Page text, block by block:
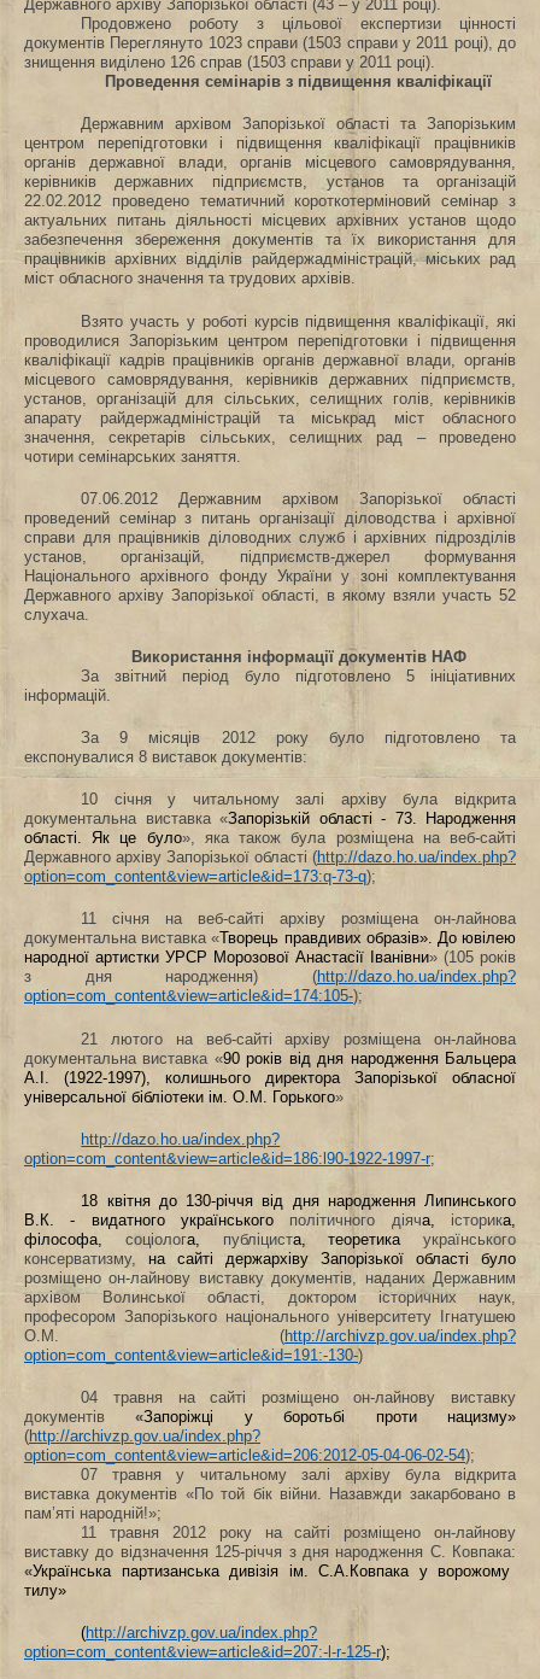
Державного архіву Запорізької області (43 – у 2011 році).
Продовжено роботу з цільової експертизи цінності
документів Переглянуто 1023 справи (1503 справи у 2011 році), до
знищення виділено 126 справ (1503 справи у 2011 році).
Проведення семінарів з підвищення кваліфікації
Державним архівом Запорізької області та Запорізьким
центром перепідготовки і підвищення кваліфікації працівників
органів державної влади, органів місцевого самоврядування,
керівників державних підприємств, установ та організацій
22.02.2012 проведено тематичний короткотерміновий семінар з
актуальних питань діяльності місцевих архівних установ щодо
забезпечення збереження документів та їх використання для
працівників архівних відділів райдержадміністрацій, міських рад
міст обласного значення та трудових архівів.
Взято участь у роботі курсів підвищення кваліфікації, які
проводилися Запорізьким центром перепідготовки і підвищення
кваліфікації кадрів працівників органів державної влади, органів
місцевого самоврядування, керівників державних підприємств,
установ, організацій для сільських, селищних голів, керівників
апарату райдержадміністрацій та міськрад міст обласного
значення, секретарів сільських, селищних рад – проведено
чотири семінарських заняття.
07.06.2012 Державним архівом Запорізької області
проведений семінар з питань організації діловодства і архівної
справи для працівників діловодних служб і архівних підрозділів
установ, організацій, підприємств-джерел формування
Національного архівного фонду України у зоні комплектування
Державного архіву Запорізької області, в якому взяли участь 52
слухача.
Використання інформації документів НАФ
За звітний період було підготовлено 5 ініціативних
інформацій.
За 9 місяців 2012 року було підготовлено та
експонувалися 8 виставок документів:
10 січня у читальному залі архіву була відкрита
документальна виставка «Запорізькій області ‑ 73. Народження
області. Як це було», яка також була розміщена на веб-сайті
Державного архіву Запорізької області (http://dazo.ho.ua/index.php?
option=com_content&view=article&id=173:q-73-q);
11 січня на веб-сайті архіву розміщена он-лайнова
документальна виставка «Творець правдивих образів». До ювілею
народної артистки УРСР Морозової Анастасії Іванівни» (105 років
з дня народження) (http://dazo.ho.ua/index.php?
option=com_content&view=article&id=174:105-);
21 лютого на веб-сайті архіву розміщена он-лайнова
документальна виставка «90 років від дня народження Бальцера
А.І. (1922-1997), колишнього директора Запорізької обласної
універсальної бібліотеки ім. О.М. Горького»
http://dazo.ho.ua/index.php?
option=com_content&view=article&id=186:l90-1922-1997-r;
18 квітня до 130-річчя від дня народження Липинського
В.К. ‑ видатного українського політичного діяча, історика,
філософа, соціолога, публіциста, теоретика українського
консерватизму, на сайті держархіву Запорізької області було
розміщено он-лайнову виставку документів, наданих Державним
архівом Волинської області, доктором історичних наук,
професором Запорізького національного університету Ігнатушею
О.М. (http://archivzp.gov.ua/index.php?
option=com_content&view=article&id=191:-130-)
04 травня на сайті розміщено он-лайнову виставку
документів «Запоріжці у боротьбі проти нацизму»
(http://archivzp.gov.ua/index.php?
option=com_content&view=article&id=206:2012-05-04-06-02-54);
07 травня у читальному залі архіву була відкрита
виставка документів «По той бік війни. Назавжди закарбовано в
пам’яті народній!»;
11 травня 2012 року на сайті розміщено он-лайнову
виставку до відзначення 125-річчя з дня народження С. Ковпака:
«Українська партизанська дивізія ім. С.А.Ковпака у ворожому
тилу»
(http://archivzp.gov.ua/index.php?
option=com_content&view=article&id=207:-l-r-125-r);